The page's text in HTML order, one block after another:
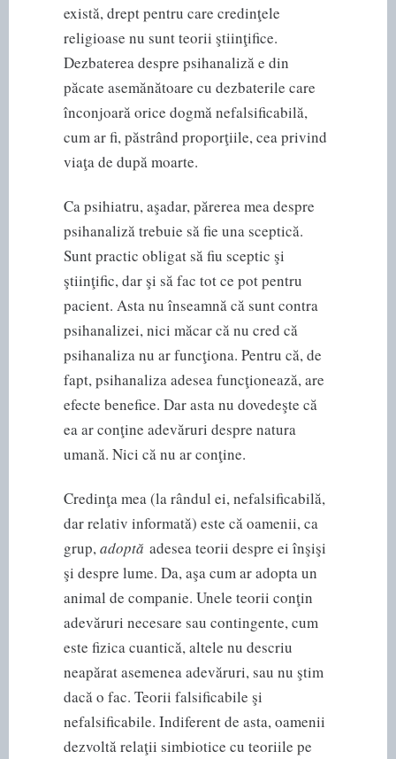
există, drept pentru care credinţele
religioase nu sunt teorii ştiinţifice.
Dezbaterea despre psihanaliză e din
păcate asemănătoare cu dezbaterile care
înconjoară orice dogmă nefalsificabilă,
cum ar fi, păstrând proporţiile, cea privind
viaţa de după moarte.
Ca psihiatru, aşadar, părerea mea despre
psihanaliză trebuie să fie una sceptică.
Sunt practic obligat să fiu sceptic şi
ştiinţific, dar şi să fac tot ce pot pentru
pacient. Asta nu înseamnă că sunt contra
psihanalizei, nici măcar că nu cred că
psihanaliza nu ar funcţiona. Pentru că, de
fapt, psihanaliza adesea funcţionează, are
efecte benefice. Dar asta nu dovedeşte că
ea ar conţine adevăruri despre natura
umană. Nici că nu ar conţine.
Credinţa mea (la rândul ei, nefalsificabilă,
dar relativ informată) este că oamenii, ca
grup,adoptă adesea teorii despre ei înşişi
şi despre lume. Da, aşa cum ar adopta un
animal de companie. Unele teorii conţin
adevăruri necesare sau contingente, cum
este fizica cuantică, altele nu descriu
neapărat asemenea adevăruri, sau nu ştim
dacă o fac. Teorii falsificabile şi
nefalsificabile. Indiferent de asta, oamenii
dezvoltă relaţii simbiotice cu teoriile pe